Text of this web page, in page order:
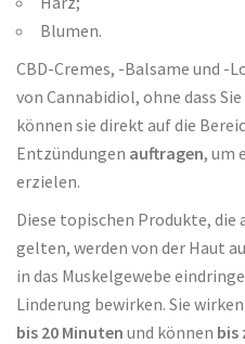
Blumen.
CBD-Cremes, -Balsame und
von Cannabidiol, ohne dass
können sie direkt auf die
Entzündungen auftragen, um
erzielen.
Diese topischen Produkte,
gelten, werden von der Haut
in das Muskelgewebe
Linderung bewirken. Sie
bis 20 Minuten und können bis